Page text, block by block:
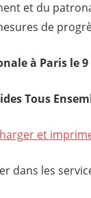
et du
de
à Paris le 9
Tous
et
dans les